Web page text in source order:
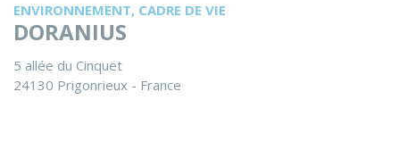
ENVIRONNEMENT, CADRE DE VIE
DORANIUS
5 allée du Cinquet
24130 Prigonrieux - France